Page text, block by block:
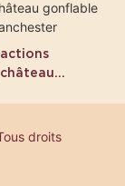
droits